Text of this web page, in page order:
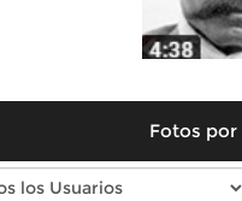
Fotos por
Fotos modernas